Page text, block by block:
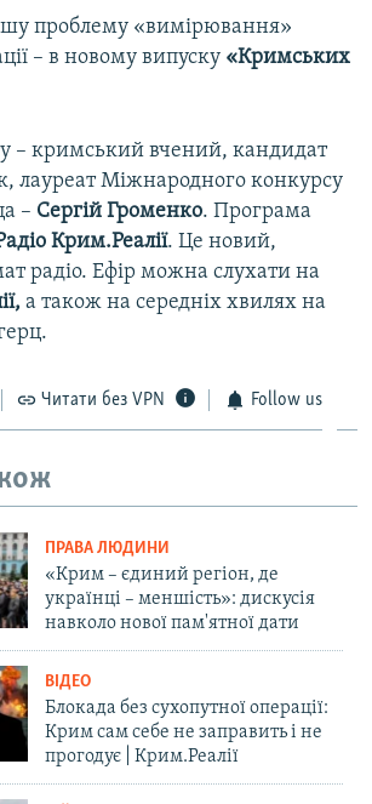
проблему «вимірювання»
– в новому випуску «Кримських
– кримський вчений, кандидат
лауреат Міжнародного конкурсу
– Сергій Громенко. Програма
Крим.Реалії. Це новий,
радіо. Ефір можна слухати на
а також на середніх хвилях на
Читати без VPN Follow us
ПРАВА ЛЮДИНИ
«Крим – єдиний регіон, де
українці – меншість»: дискусія
навколо нової пам'ятної дати
ВІДЕО
Блокада без сухопутної операції:
Крим сам себе не заправить і не
прогодує | Крим.Реалії